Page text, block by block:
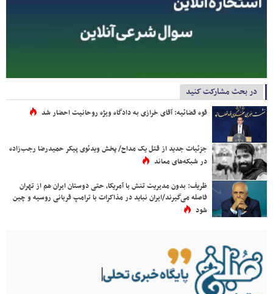
در بحث مشارکت کنید
قوه قضائیه: آقای خرازی به دادگاه ویژه روحانیت احضار شد
جزئیات جدید از قتل یک مداح/ پخش ویدئوی پیکر حمیدرضا رجب‌زاده
در شبکه‌های معاند
ظریف: بدون مدیریت تنش با آمریکا، حتی دوستان ایران هم از تهران
فاصله می‌گیرند/ایران نباید در مذاکرات با ترامپ قربانی روسیه و چین
شود